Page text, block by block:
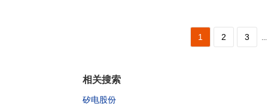
1 2 3 ...
相关搜索
矽电股份